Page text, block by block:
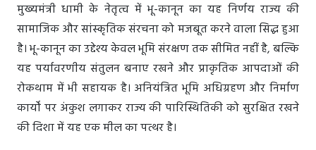
मुख्यमंत्री धामी के नेतृत्व में भू-कानून का यह निर्णय राज्य की
सामाजिक और सांस्कृतिक संरचना को मजबूत करने वाला सिद्ध हुआ
है। भू-कानून का उद्देश्य केवल भूमि संरक्षण तक सीमित नहीं है, बल्कि
यह पर्यावरणीय संतुलन बनाए रखने और प्राकृतिक आपदाओं की
रोकथाम में भी सहायक है। अनियंत्रित भूमि अधिग्रहण और निर्माण
कार्यों पर अंकुश लगाकर राज्य की पारिस्थितिकी को सुरक्षित रखने
की दिशा में यह एक मील का पत्थर है।